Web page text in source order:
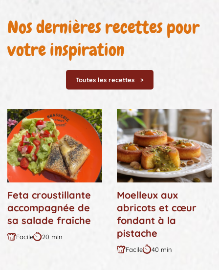
Nos dernières recettes pour
votre inspiration
Toutes les recettes
Feta croustillante
accompagnée de
sa salade fraîche
Difficulté
Facile
Durée
20 min
Moelleux aux
abricots et cœur
fondant à la
pistache
Difficulté
Facile
Durée
40 min